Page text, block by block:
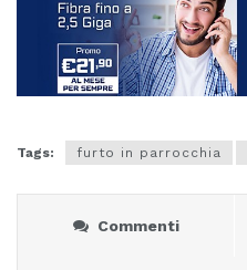
Tags: furto in parrocchia
Commenti